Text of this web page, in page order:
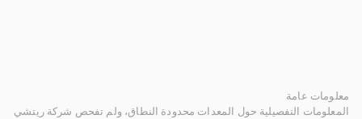
معلومات عامة
المعلومات التفصيلية حول المعدات محدودة النطاق، ولم تفحص شركة ريتشي